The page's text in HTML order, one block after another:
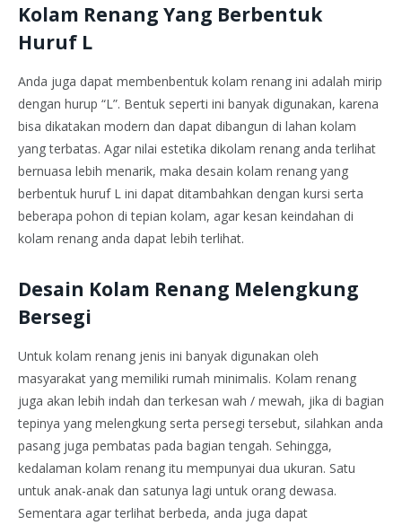
Kolam Renang Yang Berbentuk
Huruf L
Anda juga dapat membenbentuk kolam renang ini adalah mirip
dengan hurup “L”. Bentuk seperti ini banyak digunakan, karena
bisa dikatakan modern dan dapat dibangun di lahan kolam
yang terbatas. Agar nilai estetika dikolam renang anda terlihat
bernuasa lebih menarik, maka desain kolam renang yang
berbentuk huruf L ini dapat ditambahkan dengan kursi serta
beberapa pohon di tepian kolam, agar kesan keindahan di
kolam renang anda dapat lebih terlihat.
Desain Kolam Renang Melengkung
Bersegi
Untuk kolam renang jenis ini banyak digunakan oleh
masyarakat yang memiliki rumah minimalis. Kolam renang
juga akan lebih indah dan terkesan wah / mewah, jika di bagian
tepinya yang melengkung serta persegi tersebut, silahkan anda
pasang juga pembatas pada bagian tengah. Sehingga,
kedalaman kolam renang itu mempunyai dua ukuran. Satu
untuk anak-anak dan satunya lagi untuk orang dewasa.
Sementara agar terlihat berbeda, anda juga dapat